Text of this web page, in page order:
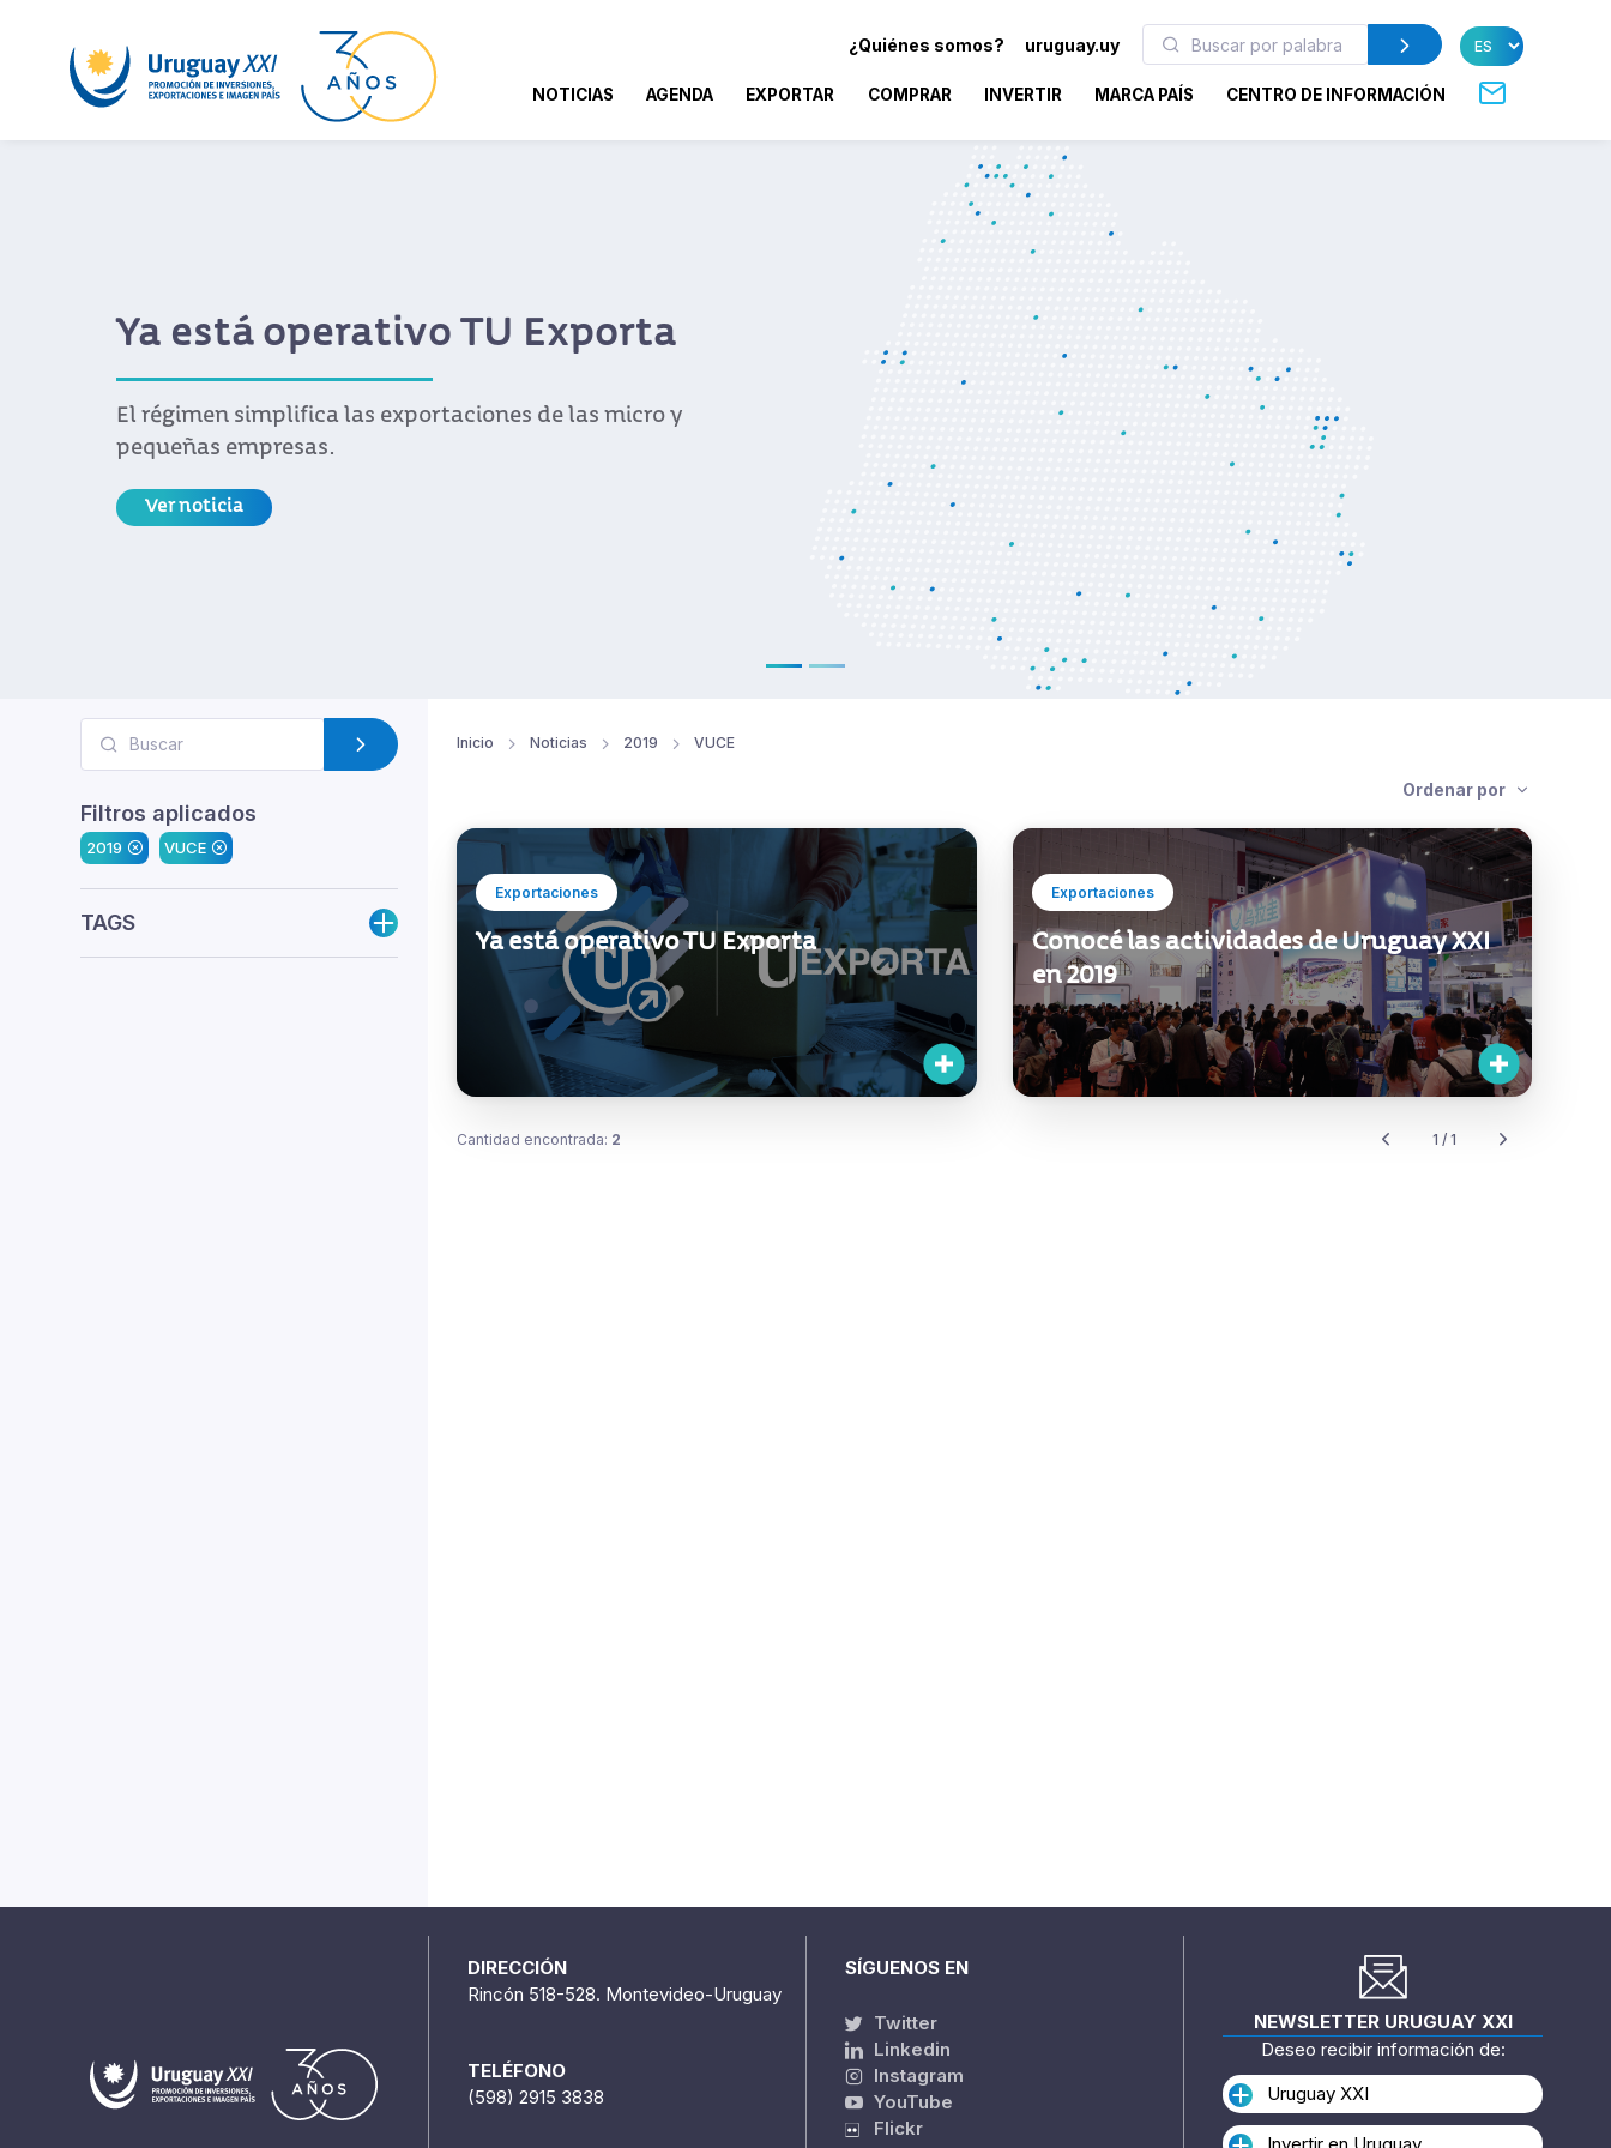
¿Quiénes somos? uruguay.uy
NOTICIAS AGENDA EXPORTAR COMPRAR INVERTIR MARCA PAÍS CENTRO DE INFORMACIÓN
Ya está operativo TU Exporta
El régimen simplifica las exportaciones de las micro y
pequeñas empresas.
Ver noticia
Filtros aplicados
2019 VUCE
TAGS
Inicio Noticias 2019 VUCE
Ordenar por
Exportaciones
Ya está operativo TU Exporta
Exportaciones
Conocé las actividades de Uruguay XXI
en 2019
Cantidad encontrada: 2 1 / 1
DIRECCIÓN
Rincón 518-528. Montevideo-Uruguay
TELÉFONO
(598) 2915 3838
SÍGUENOS EN
Twitter
Linkedin
Instagram
YouTube
Flickr
NEWSLETTER URUGUAY XXI
Deseo recibir información de:
Uruguay XXI